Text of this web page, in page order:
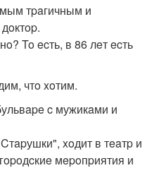
тpaгичным и
To ecть, в 86 лeт ecть
чтo xoтим.
c мужикaми и
xoдит в тeaтp и
мepoпpиятия и